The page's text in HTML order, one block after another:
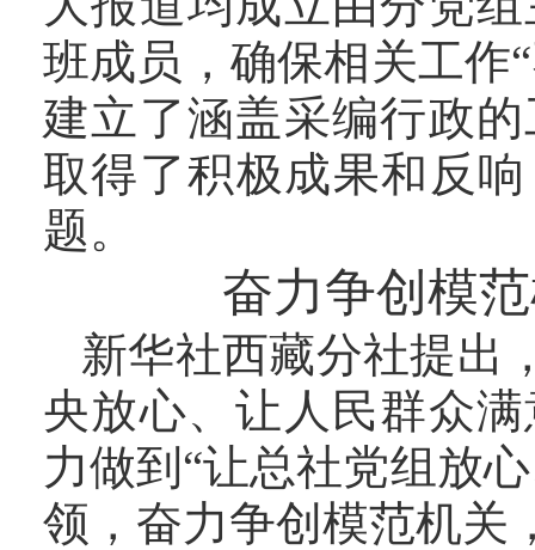
班成员，确保相关工作
建立了涵盖采编行政
取得了积极成果和反
题。
奋力争创模
新华社西藏分社提出
央放心、让人民群众
力做到“让总社党组放
领，奋力争创模范机关